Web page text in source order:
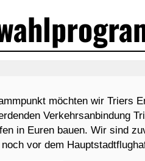
möchten wir Triers
Verkehrsanbindung
in Euren bauen. Wir sind
vor dem